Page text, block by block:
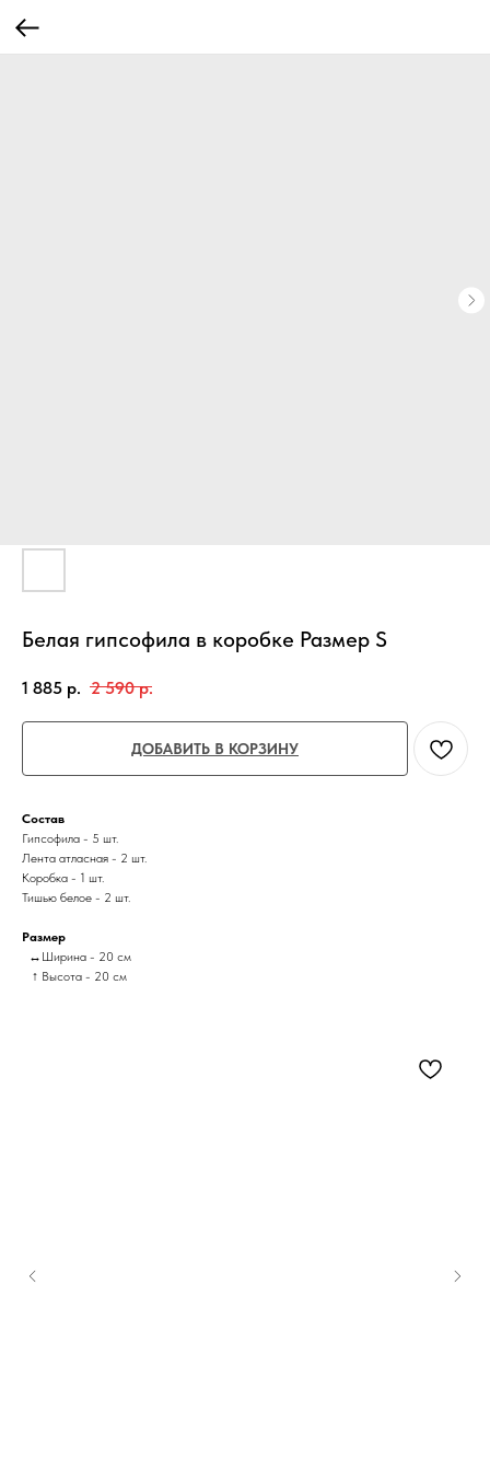
Белая гипсофила в коробке Размер S
1 885 р. 2 590 р.
ДОБАВИТЬ В КОРЗИНУ
Состав
Гипсофила - 5 шт.
Лента атласная - 2 шт.
Коробка - 1 шт.
Тишью белое - 2 шт.
Размер
↔Ширина - 20 см
↑ Высота - 20 см